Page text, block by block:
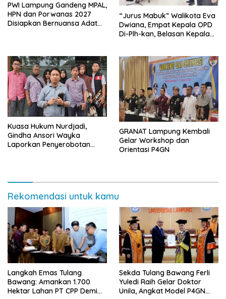
PWI Lampung Gandeng MPAL,
HPN dan Porwanas 2027
Disiapkan Bernuansa Adat
“Jurus Mabuk” Walikota Eva
Dwiana, Empat Kepala OPD
Di-Plh-kan, Belasan Kepala
Kuasa Hukum Nurdjadi,
Gindha Ansori Wayka
Laporkan Penyerobotan
GRANAT Lampung Kembali
Gelar Workshop dan
Orientasi P4GN
Rekomendasi untuk kamu
Langkah Emas Tulang
Bawang: Amankan 1.700
Hektar Lahan PT CPP Demi
Sekda Tulang Bawang Ferli
Yuledi Raih Gelar Doktor
Unila, Angkat Model P4GN